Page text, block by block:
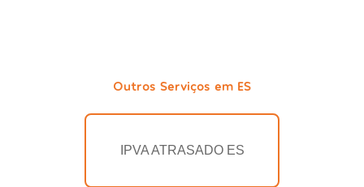
Outros Serviços em ES
IPVA ATRASADO ES